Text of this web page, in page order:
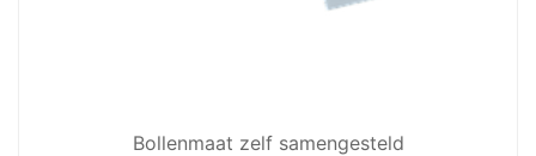
Bollenmaat zelf samengesteld